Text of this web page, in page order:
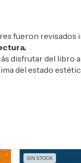
fueron revisados
disfrutar del libro
del estado
SIN STOCK